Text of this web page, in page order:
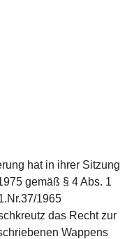
hat in ihrer Sitzung
gemäß § 4 Abs. 1
1965
das Recht zur
Wappens